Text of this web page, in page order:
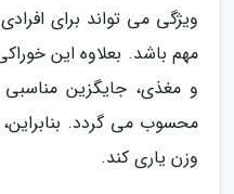
ویژگی می تواند برای
مهم باشد. بعلاوه این
و مغذی، جایگزین مناسبی
محسوب می گردد.
وزن یاری کند.